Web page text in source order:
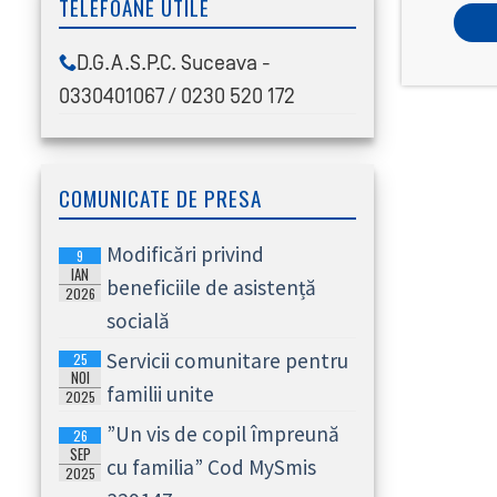
TELEFOANE UTILE
D.G.A.S.P.C. Suceava -
0330401067 / 0230 520 172
COMUNICATE DE PRESA
9
IAN
2026
Modificări privind
beneficiile de asistență
socială
25
NOI
2025
Servicii comunitare pentru
familii unite
26
SEP
2025
”Un vis de copil împreună
cu familia” Cod MySmis